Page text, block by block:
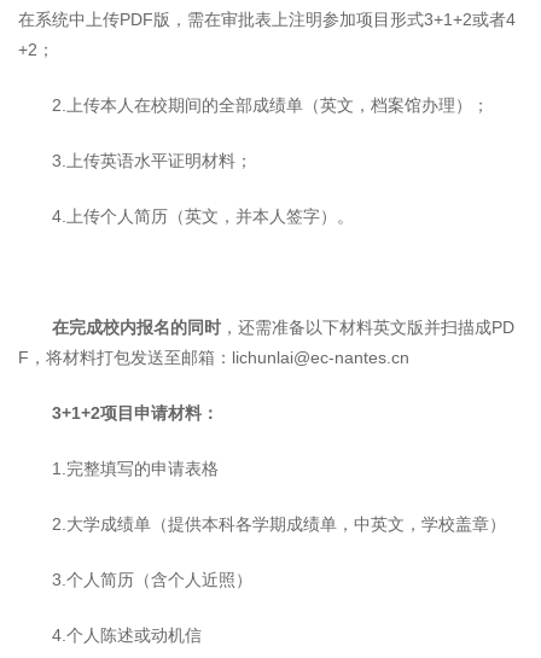
在系统中上传PDF版，需在审批表上注明参加项目形式3+1+2或者4
+2；
2.上传本人在校期间的全部成绩单（英文，档案馆办理）；
3.上传英语水平证明材料；
4.上传个人简历（英文，并本人签字）。
在完成校内报名的同时 ，还需准备以下材料英文版并扫描成PD
F，将材料打包发送至邮箱：lichunlai@ec-nantes.cn
3+1+2项目申请材料：
1.完整填写的申请表格
2.大学成绩单（提供本科各学期成绩单，中英文，学校盖章）
3.个人简历（含个人近照）
4.个人陈述或动机信